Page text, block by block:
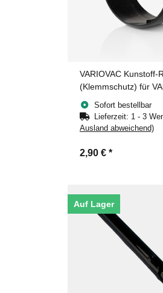
VARIOVAC Kunstoff-
(Klemmschutz) für
Teleskopsaugrohr
Sofort bestellbar
Lieferzeit: 1 - 3
Ausland abweichend)
2,90 € *
Auf Lager